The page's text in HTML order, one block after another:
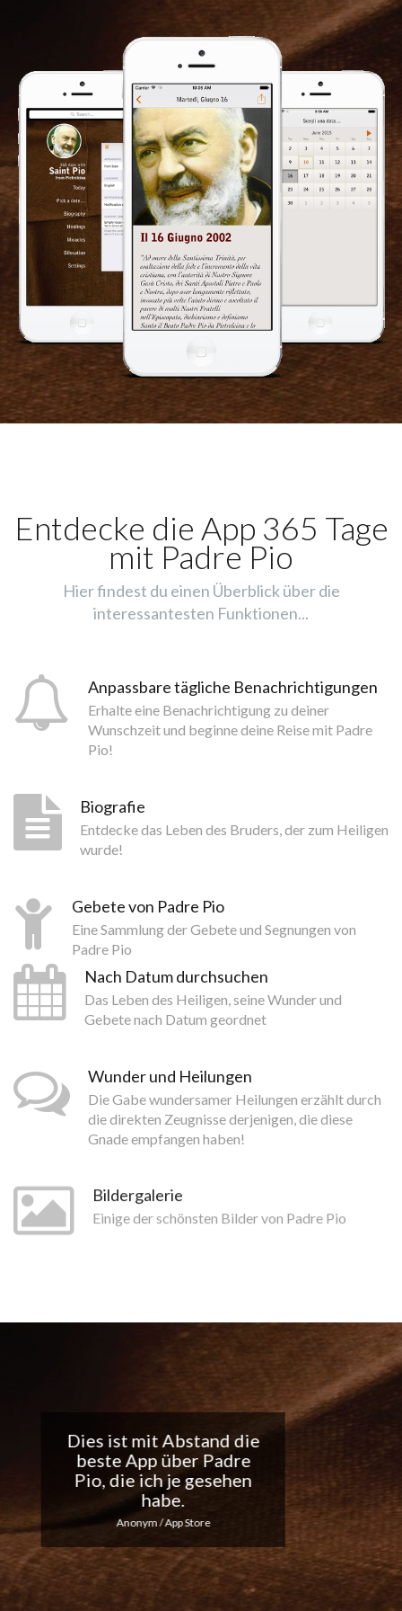
Entdecke die App 365 Tage
mit Padre Pio
Hier findest du einen Überblick über die
interessantesten Funktionen...
Anpassbare tägliche Benachrichtigungen
Erhalte eine Benachrichtigung zu deiner
Wunschzeit und beginne deine Reise mit Padre
Pio!
Biografie
Entdecke das Leben des Bruders, der zum Heiligen
wurde!
Gebete von Padre Pio
Eine Sammlung der Gebete und Segnungen von
Padre Pio
Nach Datum durchsuchen
Das Leben des Heiligen, seine Wunder und
Gebete nach Datum geordnet
Wunder und Heilungen
Die Gabe wundersamer Heilungen erzählt durch
die direkten Zeugnisse derjenigen, die diese
Gnade empfangen haben!
Bildergalerie
Einige der schönsten Bilder von Padre Pio
Tolle App, ich liebe die
täglichen
Benachrichtigungen...
Macht weiter so!